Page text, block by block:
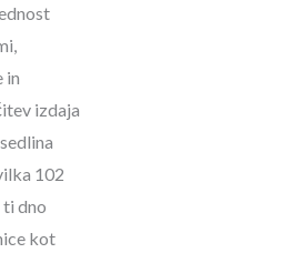
in
izdaja
102
dno
kot